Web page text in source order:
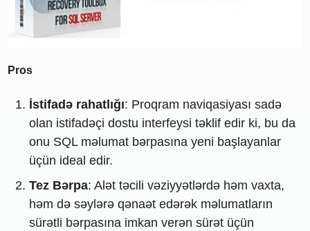
Pros
İstifadə rahatlığı: Proqram naviqasiyası sadə
olan istifadəçi dostu interfeysi təklif edir ki, bu da
onu SQL məlumat bərpasına yeni başlayanlar
üçün ideal edir.
Tez Bərpa: Alət təcili vəziyyətlərdə həm vaxta,
həm də səylərə qənaət edərək məlumatların
sürətli bərpasına imkan verən sürət üçün